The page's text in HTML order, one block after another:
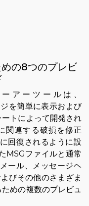
の8つのプレビ
アーツールは、
を簡単に表示および
トによって開発され
関連する破損を修正
回復されるように設
MSGファイルと通常
ール、メッセージヘ
びその他のさまざま
めの複数のプレビュ